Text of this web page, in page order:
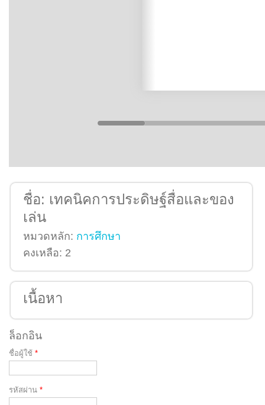
ชื่อ: เทคนิคการประดิษฐ์สื่อและของ
เล่น
หมวดหลัก: การศึกษา
คงเหลือ: 2
เนื้อหา
ล็อกอิน
ชื่อผู้ใช้ *
รหัสผ่าน *